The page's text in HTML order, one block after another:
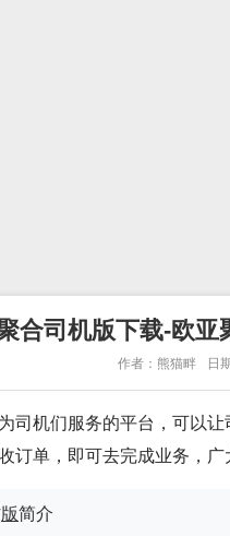
合司机版下载-欧
作者：熊猫畔 日
司机们服务的平台，可以
收订单，即可去完成业务，广
版简介